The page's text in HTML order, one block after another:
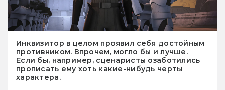
Инквизитор в целом проявил себя достойным
противником. Впрочем, могло бы и лучше.
Если бы, например, сценаристы озаботились
прописать ему хоть какие-нибудь черты
характера.